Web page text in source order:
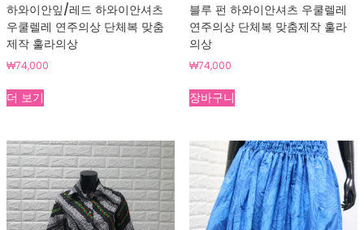
하와이안잎/레드 하와이안셔츠
우쿨렐레 연주의상 단체복 맞춤
제작 훌라의상
₩74,000
더 보기
블루 펀 하와이안셔츠 우쿨렐레
연주의상 단체복 맞춤제작 훌라
의상
₩74,000
장바구니